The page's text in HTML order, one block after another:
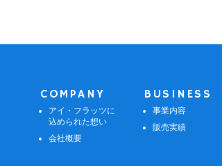
COMPANY
アイ・フラッツに
込められた想い
会社概要
BUSINESS
事業内容
販売実績